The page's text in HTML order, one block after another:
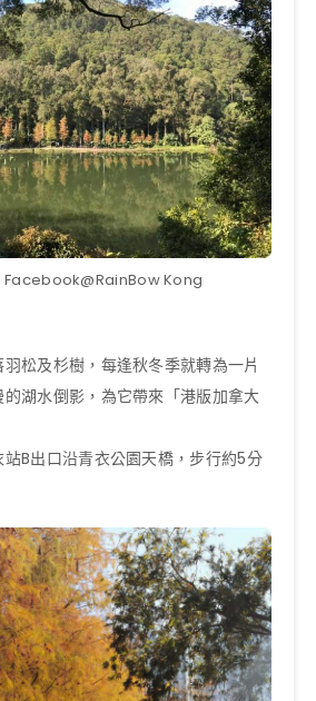
Facebook@RainBow Kong
松及杉樹，每逢秋冬季就轉為一片
湖水倒影，為它帶來「港版加拿大
站B出口沿青衣公園天橋，步行約5分